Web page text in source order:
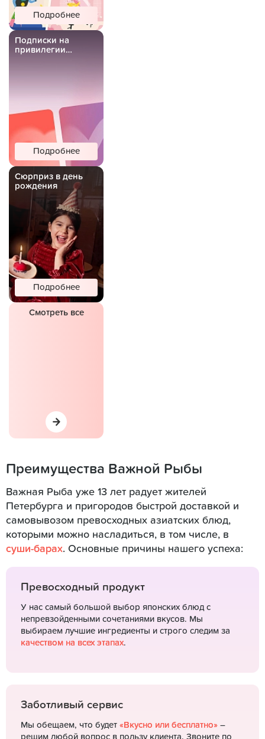
Подробнее
Подписки на
привилегии
Подробнее
Сюрприз в день
рождения
Подробнее
Смотреть все
Преимущества Важной Рыбы
Важная Рыба уже 13 лет радует жителей
Петербурга и пригородов быстрой доставкой и
самовывозом превосходных азиатских блюд,
которыми можно насладиться, в том числе, в
суши-барах. Основные причины нашего успеха:
Превосходный продукт
У нас самый большой выбор японских блюд с
непревзойденными сочетаниями вкусов. Мы
выбираем лучшие ингредиенты и строго следим за
качеством на всех этапах.
Заботливый сервис
Мы обещаем, что будет «Вкусно или бесплатно» –
решим любой вопрос в пользу клиента. Звоните по